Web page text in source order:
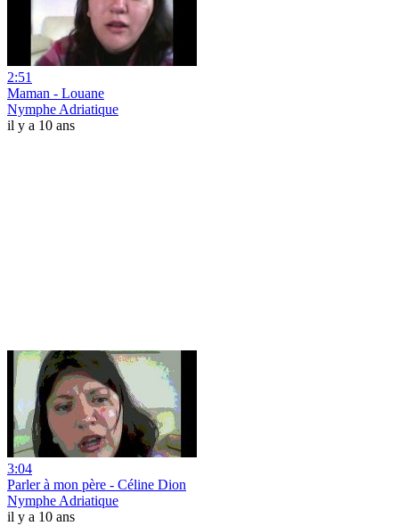
2:51
Maman - Louane
Nymphe Adriatique
il y a 10 ans
3:04
Parler à mon père - Céline Dion
Nymphe Adriatique
il y a 10 ans